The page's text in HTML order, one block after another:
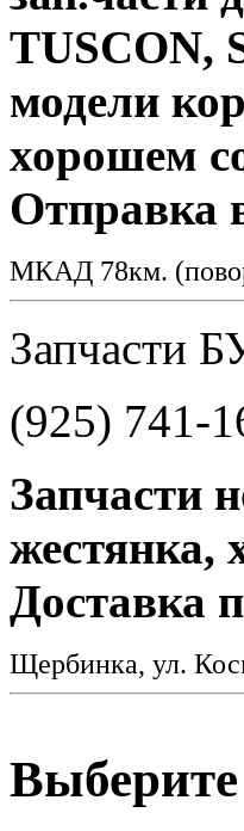
TUSCON,
модели
хорошем
Отправка
МКАД 78км.
Запчасти
(925) 741-
Запчасти
жестянка,
Доставка
Щербинка, ул.